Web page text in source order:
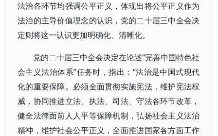
法治各环节均强调公平正义，体现出将公平正义作为
法治的主导价值理念的认识，党的二十届三中全会决
定则将这一认识更加明确化、清晰化。
党的二十届三中全会决定在论述“完善中国特色社
会主义法治体系”任务时，指出：“法治是中国式现代
化的重要保障。必须全面贯彻实施宪法，维护宪法权
威，协同推进立法、执法、司法、守法各环节改革，
健全法律面前人人平等保障机制，弘扬社会主义法治
精神，维护社会公平正义，全面推进国家各方面工作